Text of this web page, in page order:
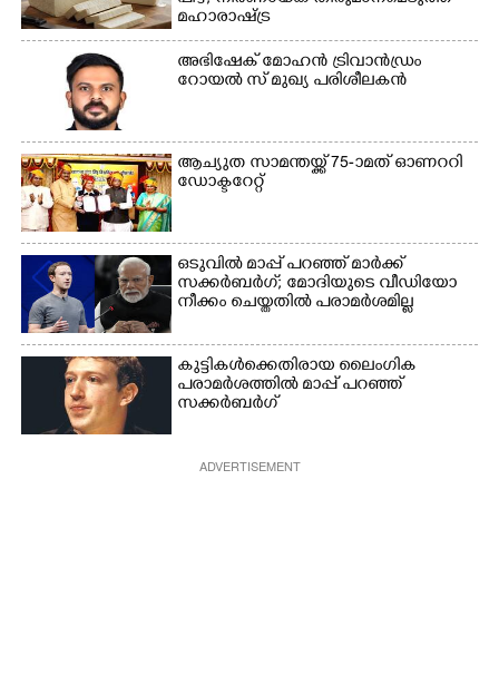
മഹാരാഷ്ട്ര
അഭിഷേക് മോഹൻ ട്രിവാൻഡ്രം
റോയൽ സ് മുഖ്യ പരിശീലകൻ
ആച്യുത സാമന്തയ്ക്ക് 75-ാമത് ഓണററി
ഡോക്ടറേറ്റ്
ഒടുവിൽ മാപ്പ് പറഞ്ഞ് മാർക്ക്
സക്കർബർഗ്; മോദിയുടെ വീഡിയോ
നീക്കം ചെയ്തതിൽ പരാമർശമില്ല
കുട്ടികൾക്കെതിരായ ലൈംഗിക
പരാമർശത്തിൽ മാപ്പ് പറഞ്ഞ്
സക്കർബർഗ്
ADVERTISEMENT